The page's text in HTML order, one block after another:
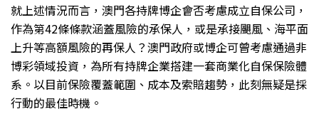
就上述情況而言，澳門各持牌博企會否考慮成立自保公司，
作為第42條條款涵蓋風險的承保人，或是承接颶風、海平面
上升等高額風險的再保人？澳門政府或博企可曾考慮通過非
博彩領域投資，為所有持牌企業搭建一套商業化自保保險體
系。以目前保險覆蓋範圍、成本及索賠趨勢，此刻無疑是採
行動的最佳時機。